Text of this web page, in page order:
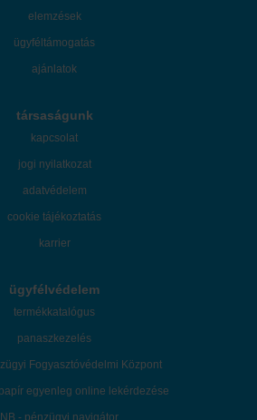
elemzések
ügyféltámogatás
ajánlatok
társaságunk
kapcsolat
jogi nyilatkozat
adatvédelem
cookie tájékoztatás
karrier
ügyfélvédelem
termékkatalógus
panaszkezelés
Fogyasztóvédelmi Központ
egyenleg online lekérdezése
- pénzügyi navigátor